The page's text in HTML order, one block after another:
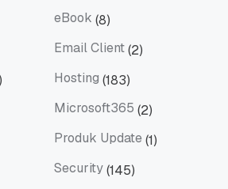
eBook (8)
Email Client(2)
Hosting (183)
Microsoft365 (2)
Produk Update (1)
Security(145)